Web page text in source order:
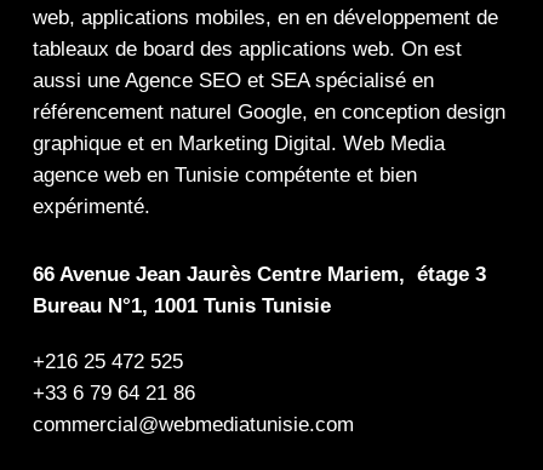
web, applications mobiles, en en développement de
tableaux de board des applications web. On est
aussi une Agence SEOet SEAspécialisé en
référencement naturel Google, en conception design
graphiqueet en Marketing Digital . Web Media
agence web en Tunisie compétente et bien
expérimenté.
66 Avenue Jean Jaurès Centre Mariem, étage 3
Bureau N°1, 1001 Tunis Tunisie
+216 25 472 525
+33 6 79 64 21 86
commercial@webmediatunisie.com